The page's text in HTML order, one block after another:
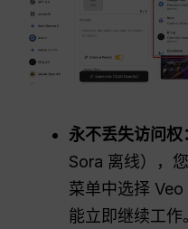
永不丢失访问权
Sora 离线），
菜单中选择
能立即继续工作